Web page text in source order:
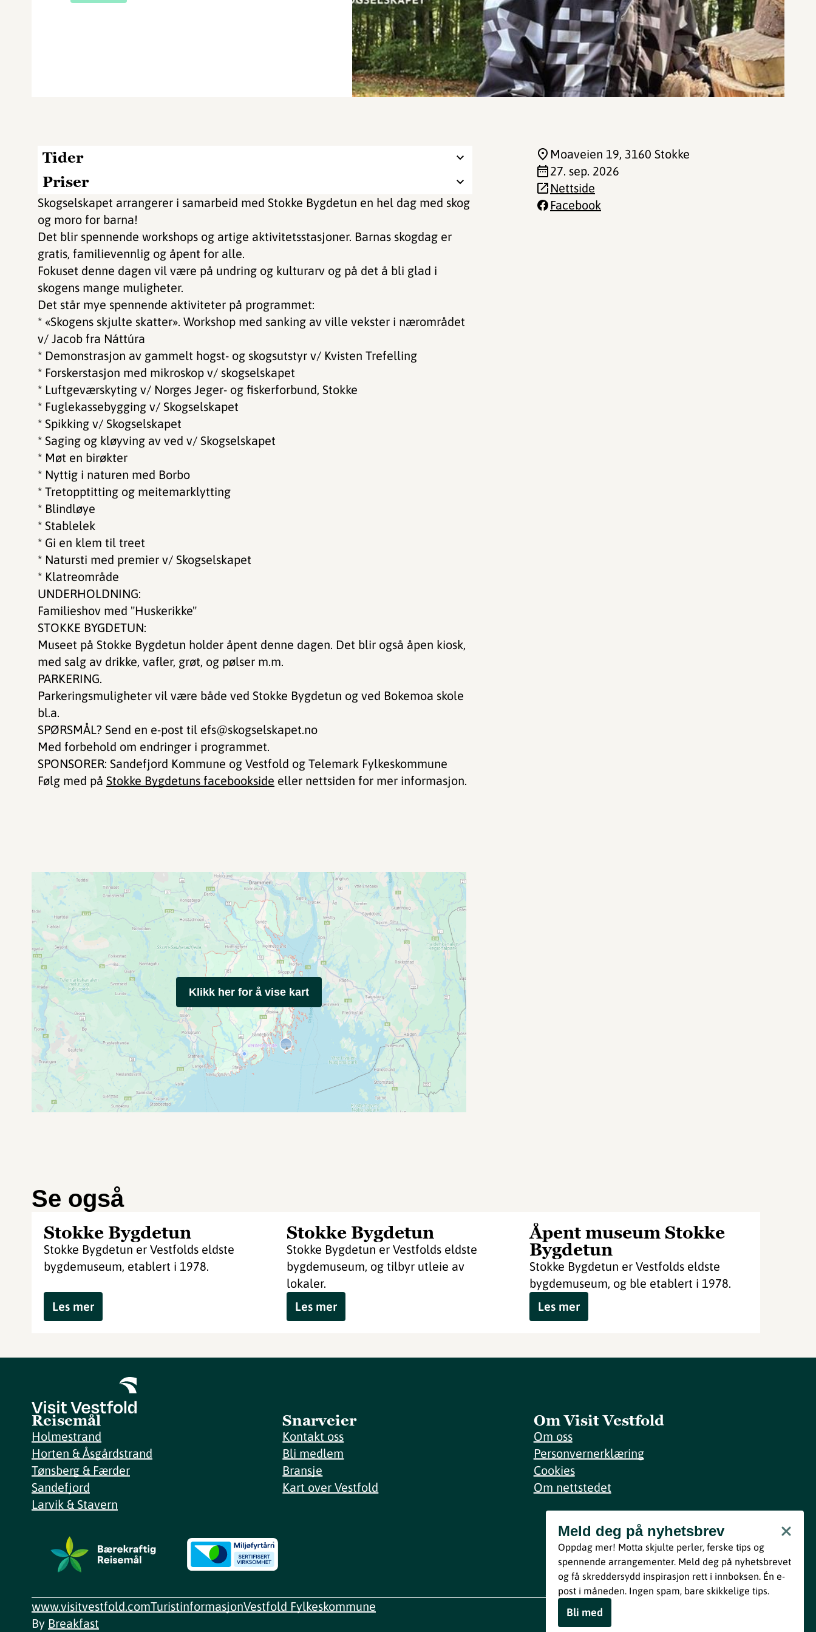
Tider
Priser
Skogselskapet arrangerer i samarbeid med Stokke Bygdetun en hel dag med skog
og moro for barna!
Det blir spennende workshops og artige aktivitetsstasjoner. Barnas skogdag er
gratis, familievennlig og åpent for alle.
Fokuset denne dagen vil være på undring og kulturarv og på det å bli glad i
skogens mange muligheter.
Det står mye spennende aktiviteter på programmet:
* «Skogens skjulte skatter». Workshop med sanking av ville vekster i nærområdet
v/ Jacob fra Náttúra
* Demonstrasjon av gammelt hogst- og skogsutstyr v/ Kvisten Trefelling
* Forskerstasjon med mikroskop v/ skogselskapet
* Luftgeværskyting v/ Norges Jeger- og fiskerforbund, Stokke
* Fuglekassebygging v/ Skogselskapet
* Spikking v/ Skogselskapet
* Saging og kløyving av ved v/ Skogselskapet
* Møt en birøkter
* Nyttig i naturen med Borbo
* Tretopptitting og meitemarklytting
* Blindløye
* Stablelek
* Gi en klem til treet
* Natursti med premier v/ Skogselskapet
* Klatreområde
UNDERHOLDNING:
Familieshov med "Huskerikke"
STOKKE BYGDETUN:
Museet på Stokke Bygdetun holder åpent denne dagen. Det blir også åpen kiosk,
med salg av drikke, vafler, grøt, og pølser m.m.
PARKERING.
Parkeringsmuligheter vil være både ved Stokke Bygdetun og ved Bokemoa skole
bl.a.
SPØRSMÅL? Send en e-post til efs@skogselskapet.no
Med forbehold om endringer i programmet.
SPONSORER: Sandefjord Kommune og Vestfold og Telemark Fylkeskommune
Følg med på Stokke Bygdetuns facebookside eller nettsiden for mer informasjon.
Moaveien 19, 3160 Stokke
27. sep. 2026
Nettside
Facebook
Klikk her for å vise kart
Se også
Stokke Bygdetun
Stokke Bygdetun er Vestfolds eldste
bygdemuseum, etablert i 1978.
Les mer
Stokke Bygdetun
Stokke Bygdetun er Vestfolds eldste
bygdemuseum, og tilbyr utleie av
lokaler.
Les mer
Åpent museum Stokke
Bygdetun
Stokke Bygdetun er Vestfolds eldste
bygdemuseum, og ble etablert i 1978.
Les mer
Reisemål
Holmestrand
Horten & Åsgårdstrand
Tønsberg & Færder
Sandefjord
Larvik & Stavern
Snarveier
Kontakt oss
Bli medlem
Bransje
Kart over Vestfold
Om Visit Vestfold
Om oss
Personvernerklæring
Cookies
Om nettstedet
Meld deg på nyhetsbrev
Bli med
Ved å melde deg inn godtar du våre vilkår i henhold til vår
personvernerklæring.
Meld deg på nyhetsbrev
Oppdag mer! Motta skjulte perler, ferske tips og
spennende arrangementer. Meld deg på nyhetsbrevet
og få skreddersydd inspirasjon rett i innboksen. Én e-
post i måneden. Ingen spam, bare skikkelige tips.
Bli med
www.visitvestfold.comTuristinformasjonVestfold Fylkeskommune
By Breakfast